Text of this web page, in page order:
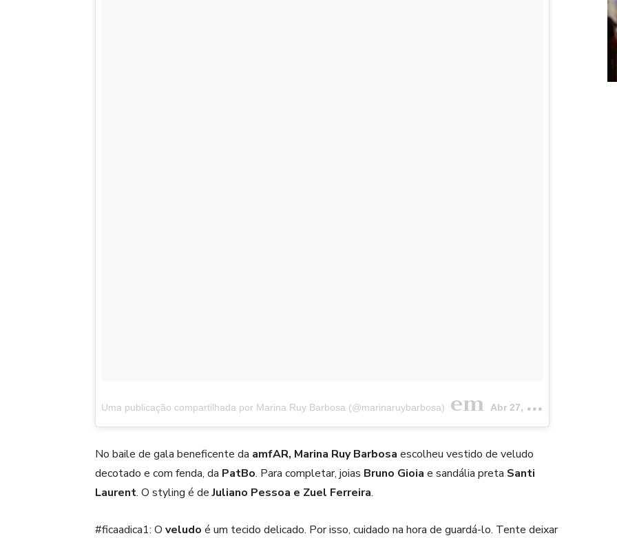
Uma publicação compartilhada por Marina Ruy Barbosa (@marinaruybarbosa) em Abr 27, 2017 às 6:48 PDT
No baile de gala beneficente da amfAR, Marina Ruy Barbosa escolheu vestido de veludo
decotado e com fenda, da PatBo. Para completar, joias Bruno Gioia e sandália preta Santi
Laurent. O styling é deJuliano Pessoa e Zuel Ferreira.
#ficaadica1: O veludo é um tecido delicado. Por isso, cuidado na hora de guardá-lo. Tente deixar